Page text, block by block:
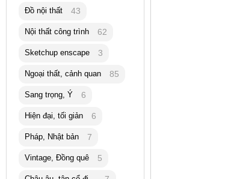
Đồ nội thất 43
Nội thất công trình 62
Sketchup enscape 3
Ngoại thất, cảnh quan 85
Sang trọng, Ý 6
Hiện đại, tối giản 6
Pháp, Nhật bản 7
Vintage, Đồng quê 5